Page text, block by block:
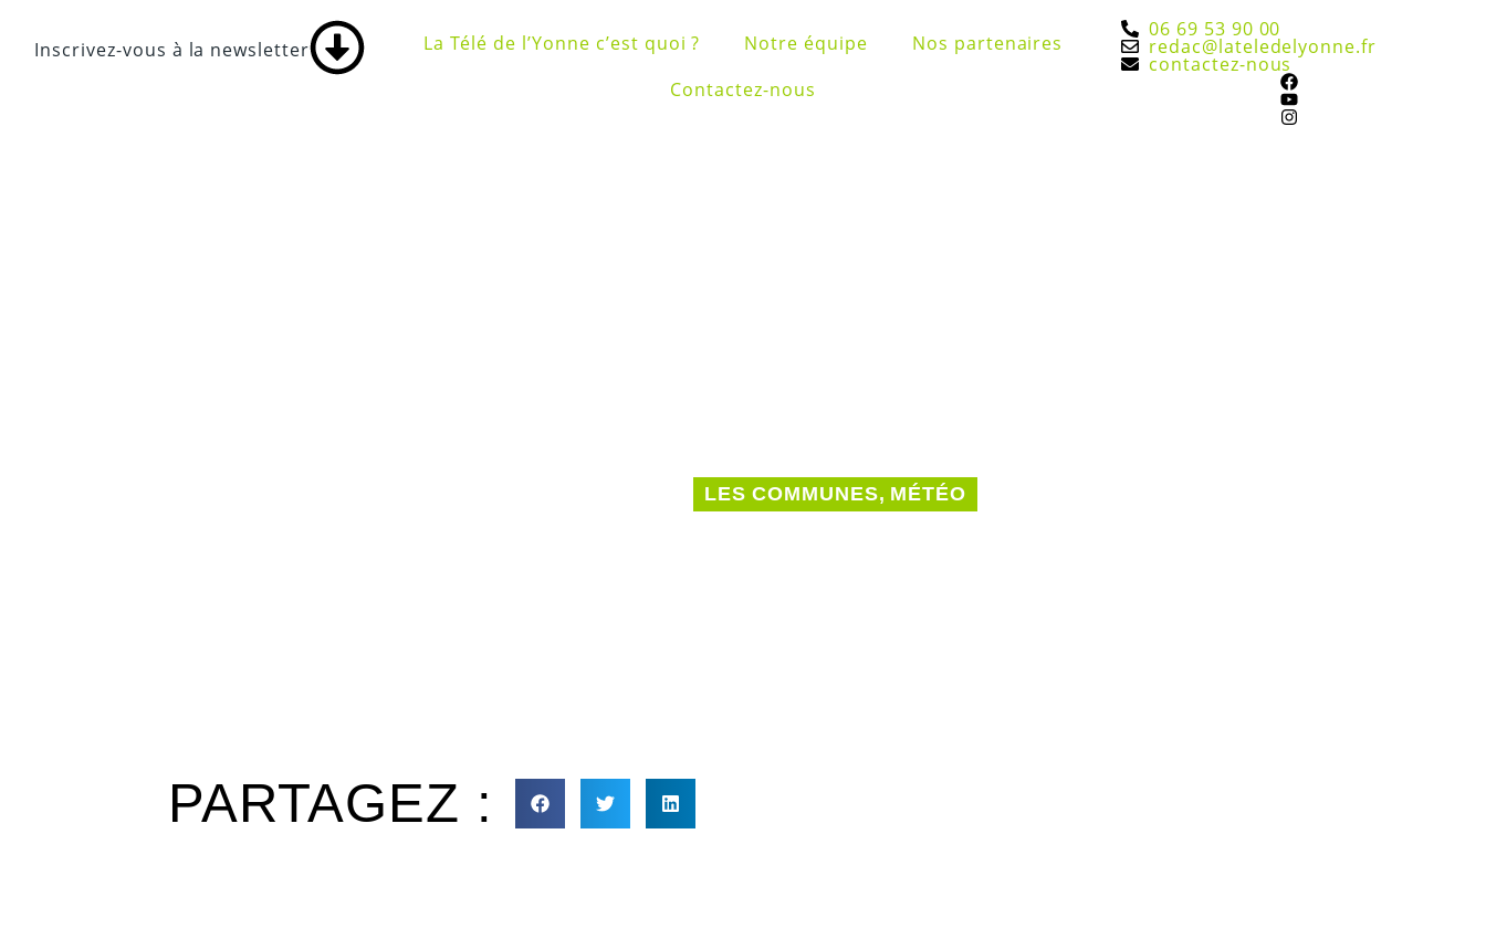
Inscrivez-vous à la newsletter La Télé de l’Yonne c’est quoi ? Notre équipe
Nos partenaires
Contactez-nous
06 69 53 90 00
redac@lateledelyonne.fr
contactez-nous
LES COMMUNES, MÉTÉO
PARTAGEZ :